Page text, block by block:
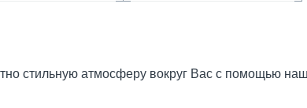
стильную атмосферу вокруг Вас с помощью